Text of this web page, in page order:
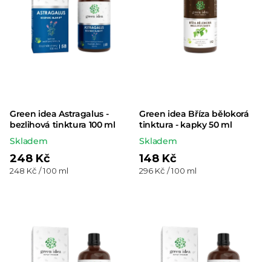
Green idea Astragalus -
bezlihová tinktura 100 ml
Skladem
248 Kč
Měrná
248 Kč / 100 ml
Green idea Bříza bělokorá
tinktura - kapky 50 ml
Skladem
148 Kč
Měrná
296 Kč / 100 ml